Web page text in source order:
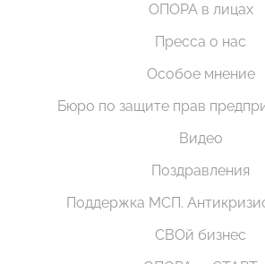
ОПОРА в лицах
Пресса о нас
Особое мнение
Бюро по защите прав
Видео
Поздравления
Поддержка МСП.
СВОй бизнес